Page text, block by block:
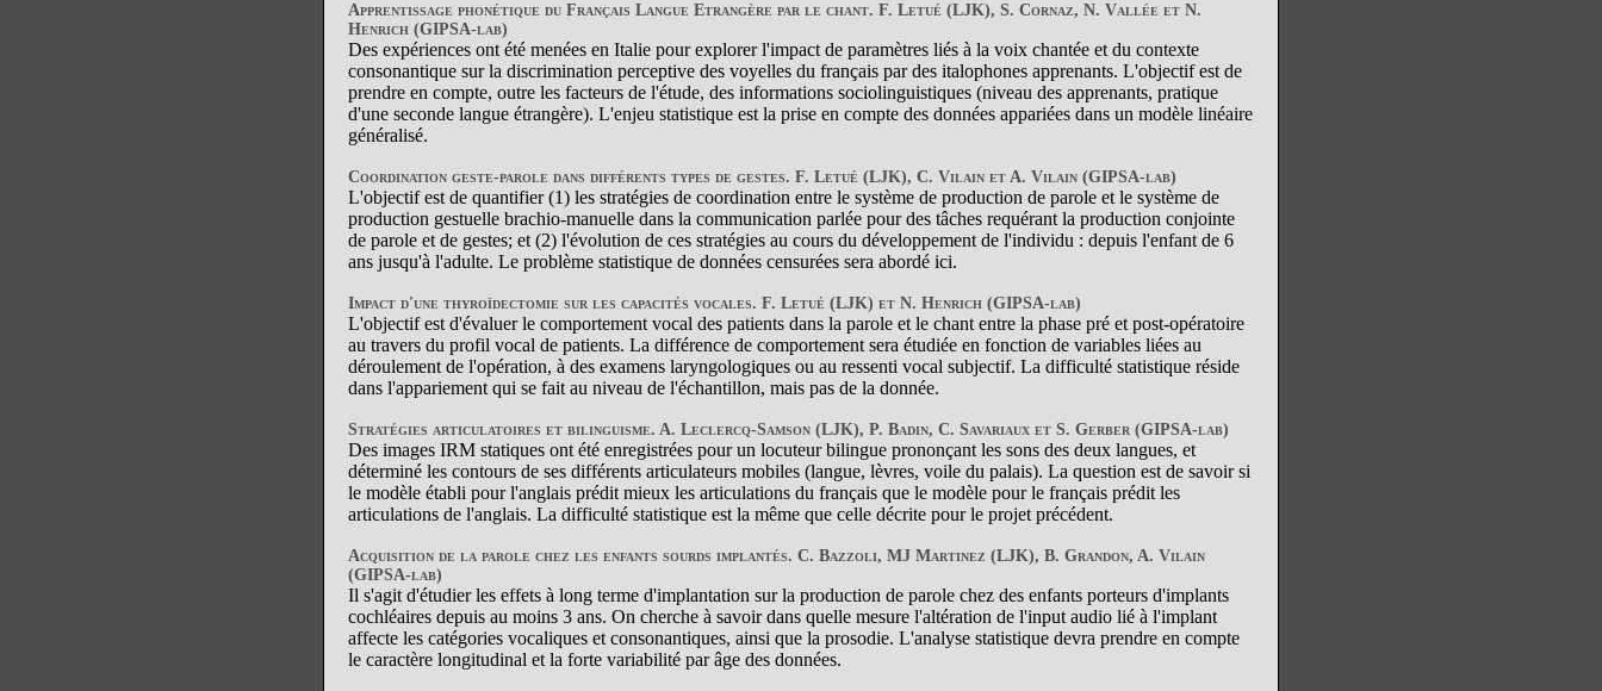
Apprentissage phonétique du Français Langue Etrangère par le chant. F. Letué (LJK), S. Cornaz, N. Vallée et N.
Henrich (GIPSA-lab)
Des expériences ont été menées en Italie pour explorer l'impact de paramètres liés à la voix chantée et du contexte
consonantique sur la discrimination perceptive des voyelles du français par des italophones apprenants. L'objectif est de
prendre en compte, outre les facteurs de l'étude, des informations sociolinguistiques (niveau des apprenants, pratique
d'une seconde langue étrangère). L'enjeu statistique est la prise en compte des données appariées dans un modèle linéaire
généralisé.
Coordination geste-parole dans différents types de gestes. F. Letué (LJK), C. Vilain et A. Vilain (GIPSA-lab)
L'objectif est de quantifier (1) les stratégies de coordination entre le système de production de parole et le système de
production gestuelle brachio-manuelle dans la communication parlée pour des tâches requérant la production conjointe
de parole et de gestes; et (2) l'évolution de ces stratégies au cours du développement de l'individu : depuis l'enfant de 6
ans jusqu'à l'adulte. Le problème statistique de données censurées sera abordé ici.
Impact d'une thyroïdectomie sur les capacités vocales. F. Letué (LJK) et N. Henrich (GIPSA-lab)
L'objectif est d'évaluer le comportement vocal des patients dans la parole et le chant entre la phase pré et post-opératoire
au travers du profil vocal de patients. La différence de comportement sera étudiée en fonction de variables liées au
déroulement de l'opération, à des examens laryngologiques ou au ressenti vocal subjectif. La difficulté statistique réside
dans l'appariement qui se fait au niveau de l'échantillon, mais pas de la donnée.
Stratégies articulatoires et bilinguisme. A. Leclercq-Samson (LJK), P. Badin, C. Savariaux et S. Gerber (GIPSA-lab)
Des images IRM statiques ont été enregistrées pour un locuteur bilingue prononçant les sons des deux langues, et
déterminé les contours de ses différents articulateurs mobiles (langue, lèvres, voile du palais). La question est de savoir si
le modèle établi pour l'anglais prédit mieux les articulations du français que le modèle pour le français prédit les
articulations de l'anglais. La difficulté statistique est la même que celle décrite pour le projet précédent.
Acquisition de la parole chez les enfants sourds implantés. C. Bazzoli, MJ Martinez (LJK), B. Grandon, A. Vilain
(GIPSA-lab)
Il s'agit d'étudier les effets à long terme d'implantation sur la production de parole chez des enfants porteurs d'implants
cochléaires depuis au moins 3 ans. On cherche à savoir dans quelle mesure l'altération de l'input audio lié à l'implant
affecte les catégories vocaliques et consonantiques, ainsi que la prosodie. L'analyse statistique devra prendre en compte
le caractère longitudinal et la forte variabilité par âge des données.